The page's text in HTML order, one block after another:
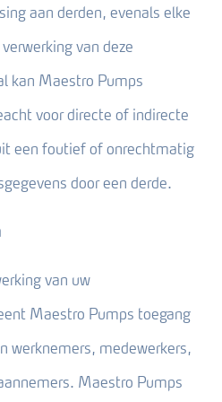
aan derden, evenals elke
van deze
kan Maestro Pumps
voor directe of indirecte
een foutief of onrechtmatig
door een derde.
van uw
Maestro Pumps toegang
werknemers, medewerkers,
Maestro Pumps